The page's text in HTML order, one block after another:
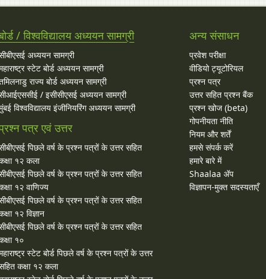
/ विश्वविद्यालय अध्ययन सामग्री
अध्ययन सामग्री
स्टेट बोर्ड अध्ययन सामग्री
राज्य बोर्ड अध्ययन सामग्री
/ इसीसीएसई अध्ययन सामग्री
विश्वविद्यालय इंजीनियरिंग अध्ययन सामग्री
पत्र एवं उत्तर
पिछले वर्ष के प्रश्न पत्रों के उत्तर सहित
१२ कला
पिछले वर्ष के प्रश्न पत्रों के उत्तर सहित
१२ वाणिज्य
पिछले वर्ष के प्रश्न पत्रों के उत्तर सहित
१२ विज्ञान
पिछले वर्ष के प्रश्न पत्रों के उत्तर सहित
१०
स्टेट बोर्ड पिछले वर्ष के प्रश्न पत्रों के उत्तर
कक्षा १२ कला
अन्य संसाधन
प्रवेश परीक्षा
वीडियो ट्यूटोरियल
प्रश्न पत्र
उत्तर सहित प्रश्न बैंक
प्रश्न खोज (beta)
गोपनीयता नीति
नियम और शर्तें
हमसे संपर्क करें
हमारे बारे में
Shaalaa ॲप
विज्ञापन-मुक्त सदस्यताएँ